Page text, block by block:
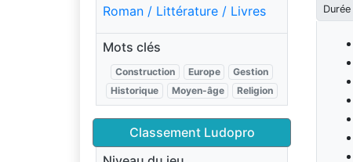
Roman / Littérature / Livres
Mots clés
Construction Europe
Gestion
Historique
Moyen-âge Religion
Classement Ludopro
Durée